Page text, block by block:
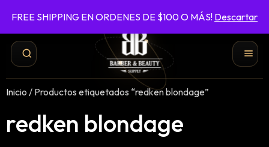
FREE SHIPPING EN ORDENES DE $100 O MÁS! Descartar
787-422-6161ENVÍO GRATIS EN ÓRDENES DE $100 O MÁS
Inicio / Productos etiquetados “redken blondage”
redken blondage